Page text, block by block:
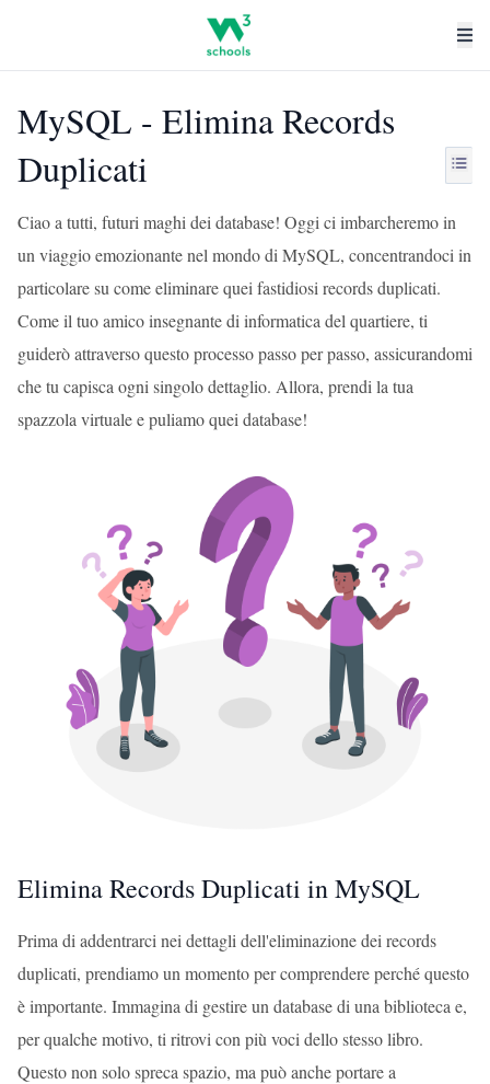
MySQL - Elimina Records
Duplicati
Ciao a tutti, futuri maghi dei database! Oggi ci imbarcheremo in
un viaggio emozionante nel mondo di MySQL, concentrandoci in
particolare su come eliminare quei fastidiosi records duplicati.
Come il tuo amico insegnante di informatica del quartiere, ti
guiderò attraverso questo processo passo per passo, assicurandomi
che tu capisca ogni singolo dettaglio. Allora, prendi la tua
spazzola virtuale e puliamo quei database!
Elimina Records Duplicati in MySQL
Prima di addentrarci nei dettagli dell'eliminazione dei records
duplicati, prendiamo un momento per comprendere perché questo
è importante. Immagina di gestire un database di una biblioteca e,
per qualche motivo, ti ritrovi con più voci dello stesso libro.
Questo non solo spreca spazio, ma può anche portare a